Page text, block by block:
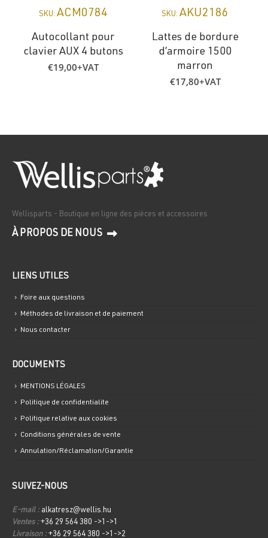
SKU: ACM0784
Autocollant pour
clavier AUX 4 butons
€19,00+VAT
SKU: AKU2186
Lattes de bordure
d’armoire 1500
marron
€17,80+VAT
Wellisparts - Boutique en ligne des pièces et accessoires
À PROPOS DE NOUS
LIENS UTILES
Foire aux questions
Méthodes de livraison et de paiement
Nous contacter
DOCUMENTS
MENTIONS LÉGALES
Politique de confidentialite
Politique relative aux cookies
Conditions générales de vente
Annulation/Réclamation/Garantie
SUIVEZ-NOUS
E-mail : alkatresz@wellis.hu
Ventes : +36 29 564 380 ->1->1
Livraison : +36 29 564 380 ->1->2